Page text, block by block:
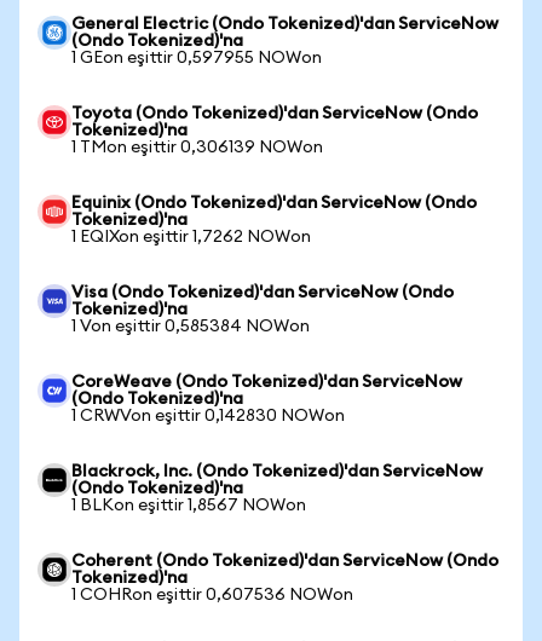
General Electric (Ondo Tokenized)'dan ServiceNow
(Ondo Tokenized)'na
1 GEon eşittir 0,597955 NOWon
Toyota (Ondo Tokenized)'dan ServiceNow (Ondo
Tokenized)'na
1 TMon eşittir 0,306139 NOWon
Equinix (Ondo Tokenized)'dan ServiceNow (Ondo
Tokenized)'na
1 EQIXon eşittir 1,7262 NOWon
Visa (Ondo Tokenized)'dan ServiceNow (Ondo
Tokenized)'na
1 Von eşittir 0,585384 NOWon
CoreWeave (Ondo Tokenized)'dan ServiceNow
(Ondo Tokenized)'na
1 CRWVon eşittir 0,142830 NOWon
Blackrock, Inc. (Ondo Tokenized)'dan ServiceNow
(Ondo Tokenized)'na
1 BLKon eşittir 1,8567 NOWon
Coherent (Ondo Tokenized)'dan ServiceNow (Ondo
Tokenized)'na
1 COHRon eşittir 0,607536 NOWon